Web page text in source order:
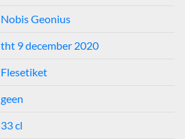
Nobis Geonius
tht 9 december 2020
Flesetiket
geen
33 cl